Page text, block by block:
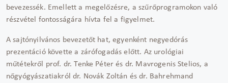
bevezessék. Emellett a megelőzésre, a szűrőprogramokon való
részvétel fontosságára hívta fel a figyelmet.
A sajtónyilvános bevezetőt hat, egyenként negyedórás
prezentáció követte a zárófogadás előtt. Az urológiai
műtétekről prof. dr. Tenke Péter és dr. Mavrogenis Stelios, a
nőgyógyászatiakról dr. Novák Zoltán és dr. Bahrehmand